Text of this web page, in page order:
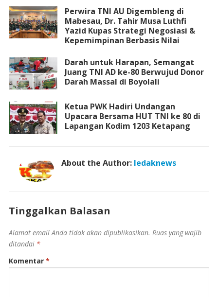
Perwira TNI AU Digembleng di
Mabesau, Dr. Tahir Musa Luthfi
Yazid Kupas Strategi Negosiasi &
Kepemimpinan Berbasis Nilai
Darah untuk Harapan, Semangat
Juang TNI AD ke-80 Berwujud Donor
Darah Massal di Boyolali
Ketua PWK Hadiri Undangan
Upacara Bersama HUT TNI ke 80 di
Lapangan Kodim 1203 Ketapang
About the Author: ledaknews
Tinggalkan Balasan
Alamat email Anda tidak akan dipublikasikan. Ruas yang wajib
ditandai *
Komentar *